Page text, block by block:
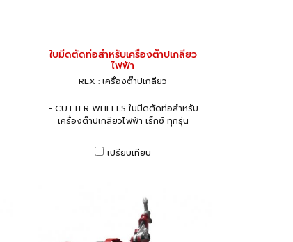
ใบมีดตัดท่อสำหรับเครื่องต๊าปเกลียว
ไฟฟ้า
REX : เครื่องต๊าปเกลียว
- CUTTER WHEELS ใบมีดตัดท่อสำหรับ
เครื่องต๊าปเกลียวไฟฟ้า เร็กซ์ ทุกรุ่น
เปรียบเทียบ